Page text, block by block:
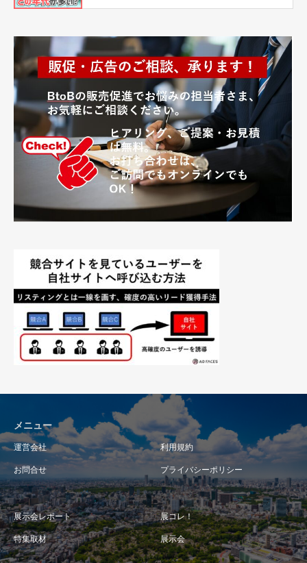
メニュー
運営会社 利用規約
お問合せ プライバシーポリシー
展示会レポート 展コレ！
特集取材 展示会